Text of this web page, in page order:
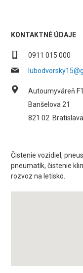
KONTAKTNÉ ÚDAJE
0911 015 000
Autoumyváreň
Banšelova 21
821 02 Bratislava
Čistenie vozidiel,
pneumatík, čistenie
rozvoz na letisko.